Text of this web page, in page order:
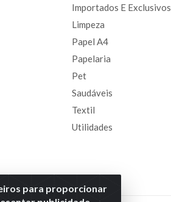
para proporcionar
Importados E Exclusivos
Limpeza
Papel A4
Papelaria
Pet
Saudáveis
Textil
Utilidades